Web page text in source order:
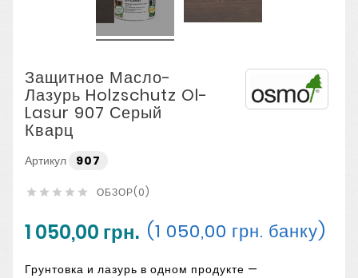
Защитное Масло-
Лазурь Holzschutz Ol-
Lasur 907 Серый
Кварц
Артикул 907
     ОБЗОР(0)
1 050,00 грн. (1 050,00 грн. банку)
Грунтовка и лазурь в одном продукте —